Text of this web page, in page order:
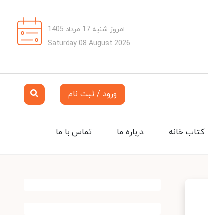
امروز شنبه 17 مرداد 1405
Saturday 08 August 2026
ورود / ثبت نام
تماس با ما درباره ما کتاب خانه